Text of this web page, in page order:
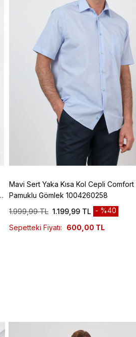
Mavi Sert Yaka Kısa Kol Cepli Comfort
Pamuklu Gömlek 1004260258
1.999,99 TL 1.199,99 TL
%40
Sepetteki Fiyatı:
600,00 TL